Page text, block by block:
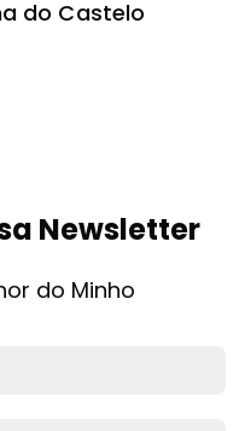
do Castelo
Newsletter
do Minho